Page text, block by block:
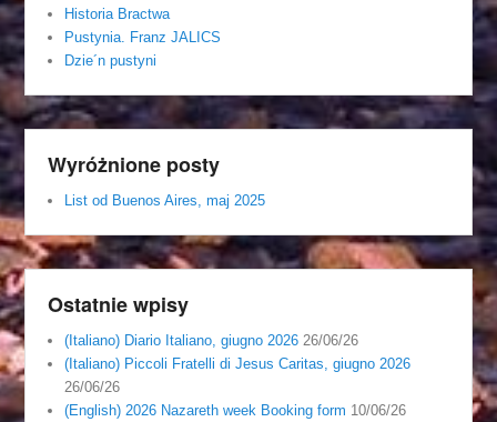
Historia Bractwa
Pustynia. Franz JALICS
Dzie´n pustyni
Wyróżnione posty
List od Buenos Aires, maj 2025
Ostatnie wpisy
(Italiano) Diario Italiano, giugno 2026 26/06/26
(Italiano) Piccoli Fratelli di Jesus Caritas, giugno 2026
26/06/26
(English) 2026 Nazareth week Booking form 10/06/26